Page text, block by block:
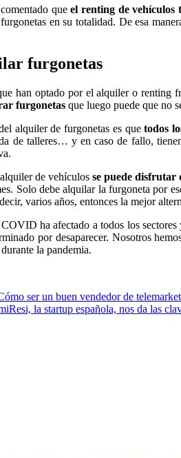
queel renting de vehículos
en su totalidad. De esa
furgonetas
han optado por el alquiler o
furgonetas que luego puede que no
alquiler de furgonetas es quetodos
de talleres… y en caso de fallo,
de vehículosse puede disfrutar
Solo debe alquilar la furgoneta por
varios años, entonces la mejor
ha afectado a todos los
por desaparecer. Nosotros
la pandemia.
ser un buen vendedor de
la startup española, nos da las